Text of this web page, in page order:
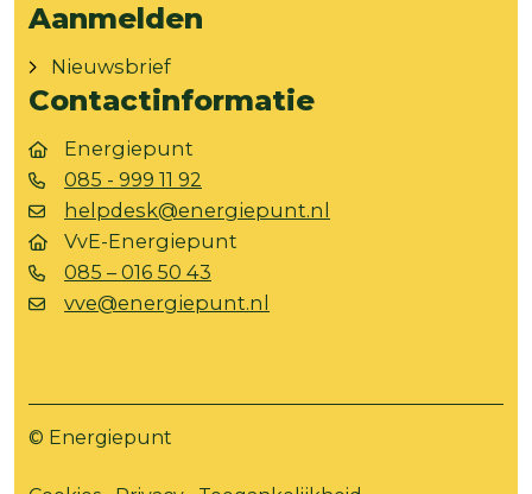
Aanmelden
Nieuwsbrief
Contactinformatie
Energiepunt
085 - 999 11 92
helpdesk@energiepunt.nl
VvE-Energiepunt
085 – 016 50 43
vve@energiepunt.nl
© Energiepunt